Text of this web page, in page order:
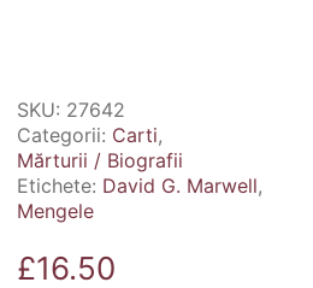
SKU: 27642
Categorii: Carti,
Mărturii / Biografii
Etichete: David G. Marwell,
Mengele
£16.50